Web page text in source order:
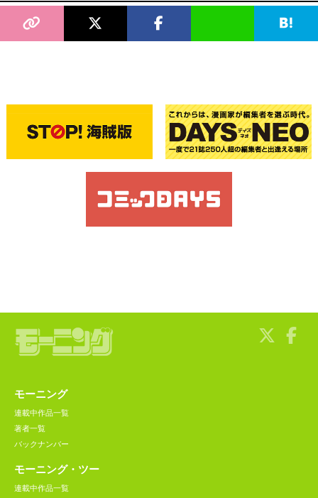
モーニング
連載中作品一覧
著者一覧
バックナンバー
モーニング・ツー
連載中作品一覧